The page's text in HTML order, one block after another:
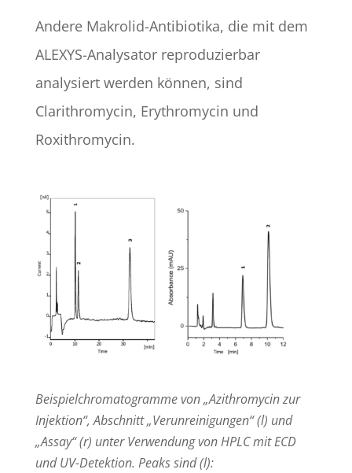
Andere Makrolid-Antibiotika, die mit dem
ALEXYS-Analysator reproduzierbar
analysiert werden können, sind
Clarithromycin, Erythromycin und
Roxithromycin.
Beispielchromatogramme von „Azithromycin zur
Injektion“, Abschnitt „Verunreinigungen“ (l) und
„Assay“ (r) unter Verwendung von HPLC mit ECD
und UV-Detektion. Peaks sind (l):